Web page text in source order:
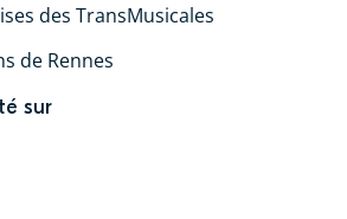
des TransMusicales
de Rennes
sur